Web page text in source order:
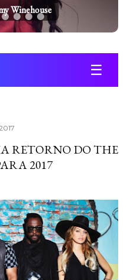
Winehouse
☰
RETORNO DO THE
2017